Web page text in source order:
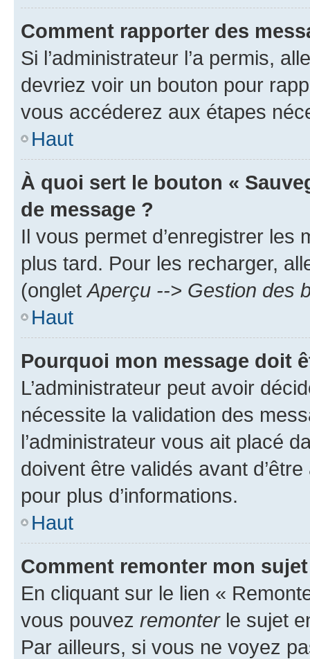
Comment rapporter des
Si l’administrateur l’a permis,
devriez voir un bouton pour
vous accéderez aux étapes
Haut
À quoi sert le bouton «
de message ?
Il vous permet d’enregistrer
plus tard. Pour les recharger,
(onglet Aperçu --> Gestion des
Haut
Pourquoi mon message doit
L’administrateur peut avoir
nécessite la validation des
l’administrateur vous ait placé
doivent être validés avant
pour plus d’informations.
Haut
Comment remonter mon
En cliquant sur le lien «
vous pouvez remonterle sujet
Par ailleurs, si vous ne voyez